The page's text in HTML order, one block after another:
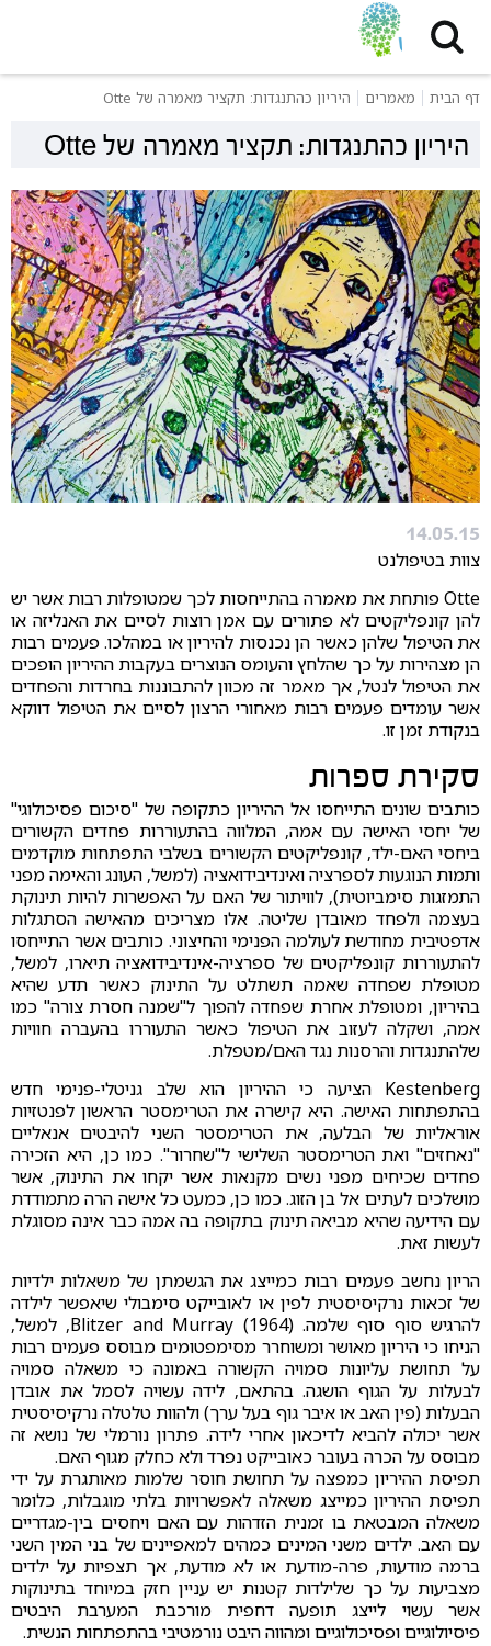
דף הבית מאמרים היריון כהתנגדות: תקציר מאמרה של Otte
היריון כהתנגדות: תקציר מאמרה של Otte
14.05.15
צוות בטיפולנט
Otte פותחת את מאמרה בהתייחסות לכך שמטופלות רבות אשר יש
להן קונפליקטים לא פתורים עם אמן רוצות לסיים את האנליזה או
את הטיפול שלהן כאשר הן נכנסות להיריון או במהלכו. פעמים רבות
הן מצהירות על כך שהלחץ והעומס הנוצרים בעקבות ההיריון הופכים
את הטיפול לנטל, אך מאמר זה מכוון להתבוננות בחרדות והפחדים
אשר עומדים פעמים רבות מאחורי הרצון לסיים את הטיפול דווקא
בנקודת זמן זו.
סקירת ספרות
כותבים שונים התייחסו אל ההיריון כתקופה של "סיכום פסיכולוגי"
של יחסי האישה עם אמה, המלווה בהתעוררות פחדים הקשורים
ביחסי האם-ילד, קונפליקטים הקשורים בשלבי התפתחות מוקדמים
ותמות הנוגעות לספרציה ואינדיבידואציה (למשל, העונג והאימה מפני
התמזגות סימביוטית), לוויתור של האם על האפשרות להיות תינוקת
בעצמה ולפחד מאובדן שליטה. אלו מצריכים מהאישה הסתגלות
אדפטיבית מחודשת לעולמה הפנימי והחיצוני. כותבים אשר התייחסו
להתעוררות קונפליקטים של ספרציה-אינדיבידואציה תיארו, למשל,
מטופלת שפחדה שאמה תשתלט על התינוק כאשר תדע שהיא
בהיריון, ומטופלת אחרת שפחדה להפוך ל"שמנה חסרת צורה" כמו
אמה, ושקלה לעזוב את הטיפול כאשר התעוררו בהעברה חוויות
שלהתנגדות והרסנות נגד האם/מטפלת.
Kestenberg הציעה כי ההיריון הוא שלב גניטלי-פנימי חדש
בהתפתחות האישה. היא קישרה את הטרימסטר הראשון לפנטזיות
אוראליות של הבלעה, את הטרימסטר השני להיבטים אנאליים
"נאחזים" ואת הטרימסטר השלישי ל"שחרור". כמו כן, היא הזכירה
פחדים שכיחים מפני נשים מקנאות אשר יקחו את התינוק, אשר
מושלכים לעתים אל בן הזוג. כמו כן, כמעט כל אישה הרה מתמודדת
עם הידיעה שהיא מביאה תינוק בתקופה בה אמה כבר אינה מסוגלת
לעשות זאת.
הריון נחשב פעמים רבות כמייצג את הגשמתן של משאלות ילדיות
של זכאות נרקיסיסטית לפין או לאובייקט סימבולי שיאפשר לילדה
להרגיש סוף סוף שלמה. Blitzer and Murray (1964), למשל,
הניחו כי היריון מאושר ומשוחרר מסימפטומים מבוסס פעמים רבות
על תחושת עליונות סמויה הקשורה באמונה כי משאלה סמויה
לבעלות על הגוף הושגה. בהתאם, לידה עשויה לסמל את אובדן
הבעלות (פין האב או איבר גוף בעל ערך) ולהוות טלטלה נרקיסיסטית
אשר יכולה להביא לדיכאון אחרי לידה. פתרון נורמלי של נושא זה
מבוסס על הכרה בעובר כאובייקט נפרד ולא כחלק מגוף האם.
תפיסת ההיריון כמפצה על תחושת חוסר שלמות מאותגרת על ידי
תפיסת ההיריון כמייצג משאלה לאפשרויות בלתי מוגבלות, כלומר
משאלה המבטאת בו זמנית הזדהות עם האם ויחסים בין-מגדריים
עם האב. ילדים משני המינים כמהים למאפיינים של בני המין השני
ברמה מודעות, פרה-מודעת או לא מודעת, אך תצפיות על ילדים
מצביעות על כך שלילדות קטנות יש עניין חזק במיוחד בתינוקות
אשר עשוי לייצג תופעה דחפית מורכבת המערבת היבטים
פיסיולוגיים ופסיכולוגיים ומהווה היבט נורמטיבי בהתפתחות הנשית.